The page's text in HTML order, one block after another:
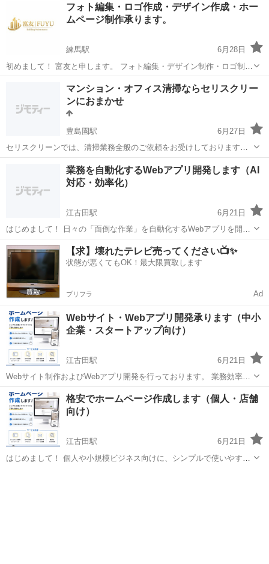
フォト編集・ロゴ作成・デザイン作成・ホー
ムページ制作承ります。
練馬駅
6月28日
初めまして！ 富友と申します。 フォト編集・デザイン制作・ロゴ制
作・ホームページ制作 お客様の「伝えたい」を、形にします。 富友で
は、写真編集からデザイン制作、ロゴ制作、ホームページ制作まで、
ビジネスに必要なクリエイテ...
マンション・オフィス清掃ならセリスクリー
ンにおまかせ
豊島園駅
6月27日
セリスクリーンでは、清掃業務全般のご依頼をお受けしております。
東京・埼玉・千葉・神奈川で清掃会社をお探しなら、是非一度お問い
合わせください。 詳しくは下記サイトをご確認ください。
https://serisu-clean...
練馬区 豊島園駅 その他
業務を自動化するWebアプリ開発します（AI
対応・効率化）
江古田駅
6月21日
はじめまして！ 日々の「面倒な作業」を自動化するWebアプリを開発
しています。 ✔ 毎日のデータ入力や集計が大変 ✔ 同じ作業を何度も
繰り返している ✔ 人の手でやるミスを減らしたい このようなお悩み
を、W...
東京 練馬区 江古田駅 その他
【求】壊れたテレビ売ってください📺✨
状態が悪くてもOK！最大限買取します
プリフラ Ad
Webサイト・Webアプリ開発承ります（中小
企業・スタートアップ向け）
江古田駅
6月21日
Webサイト制作およびWebアプリ開発を行っております。 業務効率化
やオンラインサービスの立ち上げなど、ニーズに合わせた開発が可能
です。 【対応可能内容】 ・コーポレートサイト制作 ・予約システム /
管理シ...
東京 練馬区 江古田駅 その他
格安でホームページ作成します（個人・店舗
向け）
江古田駅
6月21日
はじめまして！ 個人や小規模ビジネス向けに、シンプルで使いやすい